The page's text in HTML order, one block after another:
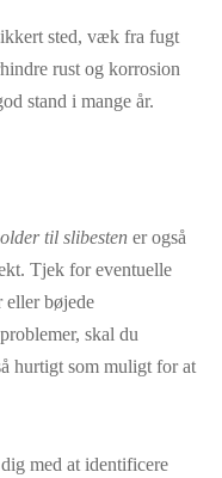
sted, væk fra fugt
rust og korrosion
stand i mange år.
til slibesten er også
Tjek for eventuelle
eller bøjede
skal du
hurtigt som muligt for at
med at identificere